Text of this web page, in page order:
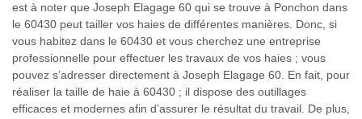
est à noter que Joseph Elagage 60 qui se trouve à Ponchon dans
le 60430 peut tailler vos haies de différentes manières. Donc, si
vous habitez dans le 60430 et vous cherchez une entreprise
professionnelle pour effectuer les travaux de vos haies ; vous
pouvez s’adresser directement à Joseph Elagage 60. En fait, pour
réaliser la taille de haie à 60430 ; il dispose des outillages
efficaces et modernes afin d’assurer le résultat du travail. De plus,